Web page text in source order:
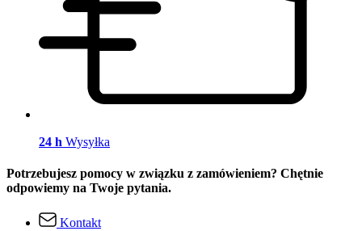
24 h Wysyłka
Potrzebujesz pomocy w związku z zamówieniem? Chętnie
odpowiemy na Twoje pytania.
Kontakt